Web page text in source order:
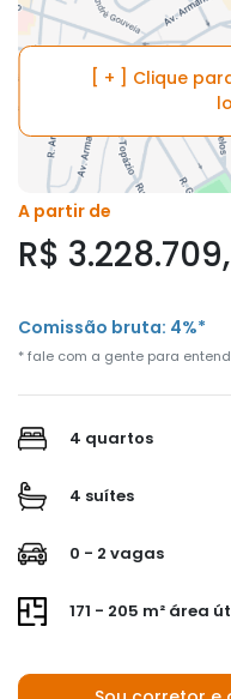
[ + ] Clique
A partir de
R$
Comissão bruta: 4%*
* fale com a gente para
4 quartos
4 suítes
0 - 2 vagas
171 - 205 m² área